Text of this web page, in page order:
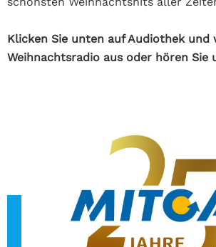
Klicken Sie unten auf Audiothek und
Weihnachtsradio aus oder hören Sie